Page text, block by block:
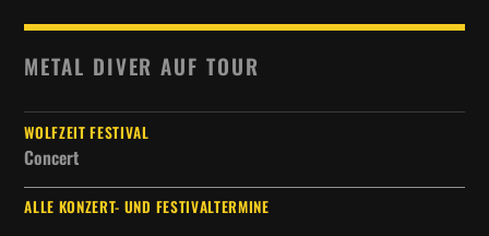
METAL DIVER AUF TOUR
WOLFZEIT FESTIVAL
Concert
ALLE KONZERT- UND FESTIVALTERMINE